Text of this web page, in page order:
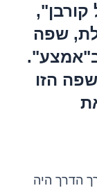
קורבן",
שפה
הזו
הדרך היה